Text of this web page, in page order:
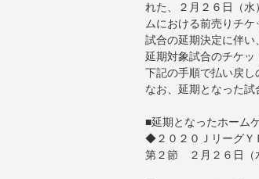
れた、２月２６日（
ムにおける前売りチ
試合の延期決定に伴い
延期対象試合のチケッ
下記の手順で払い戻し
なお、延期となった試
■延期となったホーム
◆２０２０ＪリーグＹ
第２節 ２月２６日（